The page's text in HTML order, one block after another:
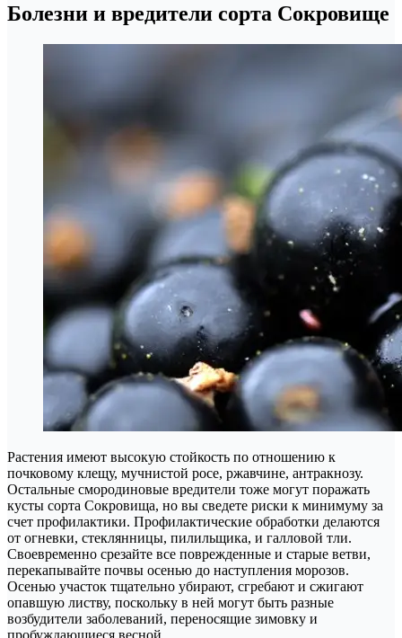
Болезни и вредители сорта Сокровище
Растения имеют высокую стойкость по отношению к
почковому клещу, мучнистой росе, ржавчине, антракнозу.
Остальные смородиновые вредители тоже могут поражать
кусты сорта Сокровища, но вы сведете риски к минимуму за
счет профилактики. Профилактические обработки делаются
от огневки, стеклянницы, пилильщика, и галловой тли.
Своевременно срезайте все поврежденные и старые ветви,
перекапывайте почвы осенью до наступления морозов.
Осенью участок тщательно убирают, сгребают и сжигают
опавшую листву, поскольку в ней могут быть разные
возбудители заболеваний, переносящие зимовку и
пробуждающиеся весной.